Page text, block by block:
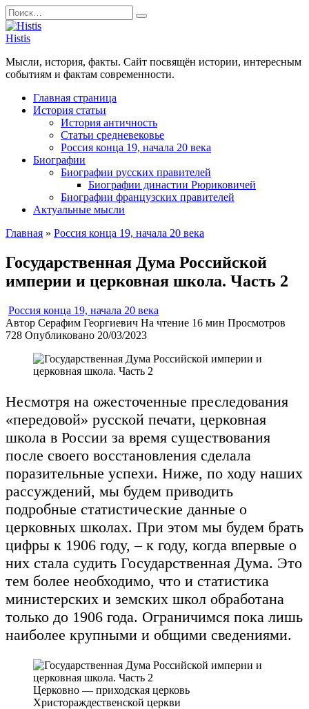
Перейти
к
содержанию
Search
for:
Histis
Мысли, история, факты. Сайт посвящён истории, интересным
событиям и фактам современности.
Главная страница
История статьи
История античность
Статьи средневековье
Россия конца 19, начала 20 века
Биографии
Биографии русских правителей
Биографии династии Рюриковичей
Биографии французских правителей
Актуальные мысли
Главная » Россия конца 19, начала 20 века
Государственная Дума Российской
империи и церковная школа. Часть 2
Россия конца 19, начала 20 века
Автор Серафим Георгиевич На чтение 16 мин Просмотров
728 Опубликовано 20/03/2023
Несмотря на ожесточенные преследования
«передовой» русской печати, церковная
школа в России за время существования
после своего восстановления сделала
поразительные успехи. Ниже, по ходу наших
рассуждений, мы будем приводить
подробные статистические данные о
церковных школах. При этом мы будем брать
цифры к 1906 году, – к году, когда впервые о
них стала судить Государственная Дума. Это
тем более необходимо, что и статистика
министерских и земских школ обработана
только до 1906 года. Ограничимся пока лишь
наиболее крупными и общими сведениями.
Церковно — приходская церковь
Христораждественской церкви